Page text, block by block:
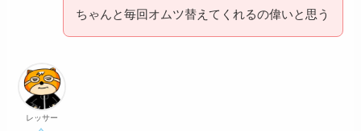
ちゃんと毎回オムツ替えてくれるの偉いと思う
レッサー